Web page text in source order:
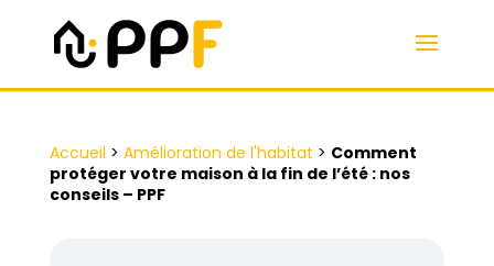
Accueil > Amélioration de l'habitat > Comment
protéger votre maison à la fin de l’été : nos
conseils – PPF